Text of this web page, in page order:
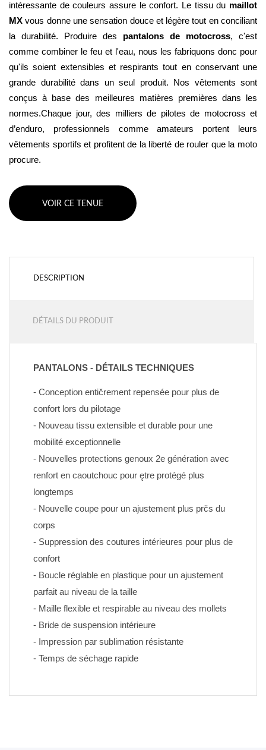
intéressante de couleurs assure le confort. Le tissu du maillot
MX vous donne une sensation douce et légère tout en conciliant
la durabilité. Produire des pantalons de motocross, c'est
comme combiner le feu et l'eau, nous les fabriquons donc pour
qu'ils soient extensibles et respirants tout en conservant une
grande durabilité dans un seul produit. Nos vêtements sont
conçus à base des meilleures matières premières dans les
normes.Chaque jour, des milliers de pilotes de motocross et
d’enduro, professionnels comme amateurs portent leurs
vêtements sportifs et profitent de la liberté de rouler que la moto
procure.
VOIR CE TENUE
DESCRIPTION
DÉTAILS DU PRODUIT
PANTALONS - DÉTAILS TECHNIQUES
- Conception entičrement repensée pour plus de
confort lors du pilotage
- Nouveau tissu extensible et durable pour une
mobilité exceptionnelle
- Nouvelles protections genoux 2e génération avec
renfort en caoutchouc pour ętre protégé plus
longtemps
- Nouvelle coupe pour un ajustement plus prčs du
corps
- Suppression des coutures intérieures pour plus de
confort
- Boucle réglable en plastique pour un ajustement
parfait au niveau de la taille
- Maille flexible et respirable au niveau des mollets
- Bride de suspension intérieure
- Impression par sublimation résistante
- Temps de séchage rapide